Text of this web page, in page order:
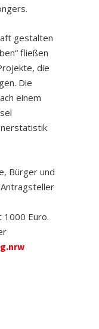
gestalten
fließen
die
Die
einem
Bürger und
Euro.